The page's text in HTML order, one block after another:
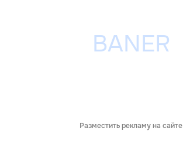
Разместить рекламу на сайте